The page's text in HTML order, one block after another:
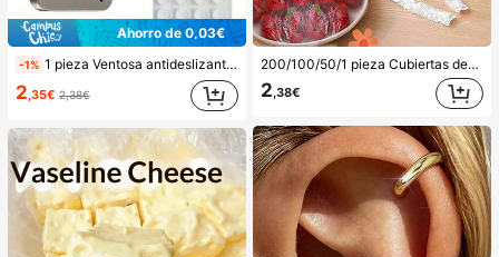
Ahorro de 0,03€
-1% 1 pieza Ventosa antideslizante de silicona para teléfono, 28 piezas Ventosas de silicona (almohadillas autoadhesivas), Antipega para teléfono, Almohadilla de succión para banco de energía de teléfono (Compatible con iPhone, teléfonos Android), Regalo de cumpleaños, Soporte para teléfono para familia/amigos, Soporte para teléfono, Accesorios para teléfono
2,35€ 2,38€
200/100/50/1 pieza Cubiertas desechables de película adherente para alimentos, cubiertas para cabezal de ducha, bolsas desechables multiusos, cubiertas desechables para zapatos, película adherente de cocina reforzada, cubiertas de preservación de alimentos para refrigerador doméstico, cubiertas elásticas, uso diario
2,38€